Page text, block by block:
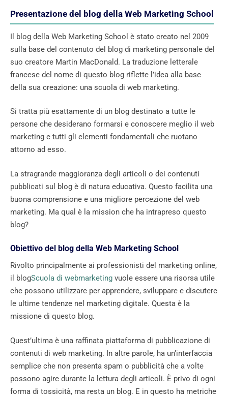
Presentazione del blog della Web Marketing School
Il blog della Web Marketing School è stato creato nel 2009
sulla base del contenuto del blog di marketing personale del
suo creatore Martin MacDonald. La traduzione letterale
francese del nome di questo blog riflette l’idea alla base
della sua creazione: una scuola di web marketing.
Si tratta più esattamente di un blog destinato a tutte le
persone che desiderano formarsi e conoscere meglio il web
marketing e tutti gli elementi fondamentali che ruotano
attorno ad esso.
La stragrande maggioranza degli articoli o dei contenuti
pubblicati sul blog è di natura educativa. Questo facilita una
buona comprensione e una migliore percezione del web
marketing. Ma qual è la mission che ha intrapreso questo
blog?
Obiettivo del blog della Web Marketing School
Rivolto principalmente ai professionisti del marketing online,
il blogScuola di webmarketing vuole essere una risorsa utile
che possono utilizzare per apprendere, sviluppare e discutere
le ultime tendenze nel marketing digitale. Questa è la
missione di questo blog.
Quest’ultima è una raffinata piattaforma di pubblicazione di
contenuti di web marketing. In altre parole, ha un’interfaccia
semplice che non presenta spam o pubblicità che a volte
possono agire durante la lettura degli articoli. È privo di ogni
forma di tossicità, ma resta un blog. E in questo ha metriche